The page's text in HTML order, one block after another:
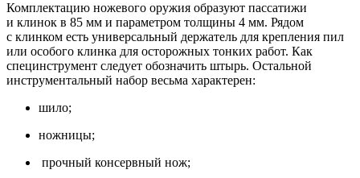
Комплектацию ножевого оружия образуют пассатижи
и клинок в 85 мм и параметром толщины 4 мм. Рядом
с клинком есть универсальный держатель для крепления пил
или особого клинка для осторожных тонких работ. Как
специнструмент следует обозначить штырь. Остальной
инструментальный набор весьма характерен:
шило;
ножницы;
прочный консервный нож;